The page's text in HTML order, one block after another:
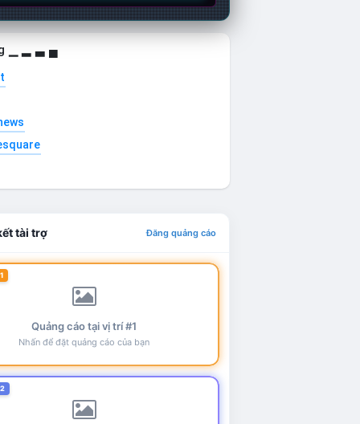
▁ ▂ ▃ ▄
tài trợ Đăng quảng cáo
Quảng cáo tại vị trí #1
Nhấn để đặt quảng cáo của bạn